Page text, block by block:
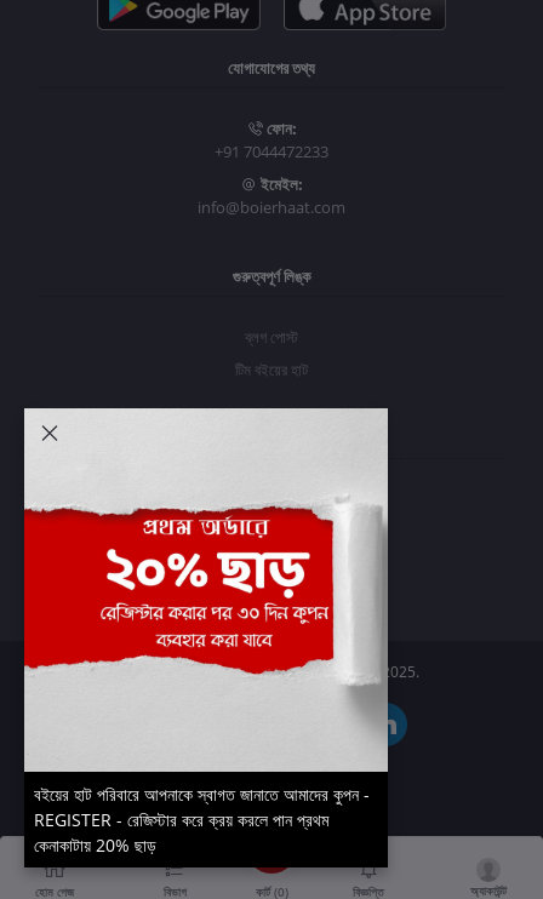
যোগাযোগের তথ্য
ফোন:
+91 7044472233
ইমেইল:
info@boierhaat.com
গুরুত্বপূর্ণ লিঙ্ক
ব্লগ পোস্ট
টিম বইয়ের হাট
প্রবেশ করুন
অর্ডার ইতিহাস
আমার ইচ্ছাগুলি
অর্ডার ট্র্যাকিং
Boier Haat™ | © All rights reserved 2025.
হোম পেজ বিভাগ কার্ট (0) বিজ্ঞপ্তি অ্যাকাউন্ট
বইয়ের হাট পরিবারে আপনাকে স্বাগত জানাতে আমাদের কুপন -
REGISTER - রেজিস্টার করে ক্রয় করলে পান প্রথম
কেনাকাটায় 20% ছাড়